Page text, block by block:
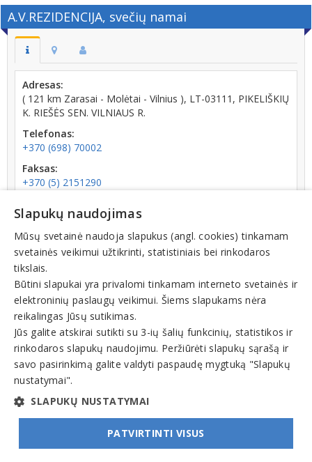
A.V.REZIDENCIJA, svečių namai
Adresas:
( 121 km Zarasai - Molėtai - Vilnius ), LT-03111, PIKELIŠKIŲ
K. RIEŠĖS SEN. VILNIAUS R.
Telefonas:
+370 (698) 70002
Faksas:
+370 (5) 2151290
info@rezidencija.lt
Tinklalapis:
www.rezidencija.lt
Veiklos sritys
Kavinės, barai, restoranai
Pobūvių organizavimas, salių, patalpų nuoma
© INFOMINTA, UAB. Visos teisės saugomos. Telefonas
info@1551.info
Slapukų naudojimas
Mūsų svetainė naudoja slapukus (angl. cookies) tinkamam
svetainės veikimui užtikrinti, statistiniais bei rinkodaros
tikslais.
Būtini slapukai yra privalomi tinkamam interneto svetainės ir
elektroninių paslaugų veikimui. Šiems slapukams nėra
reikalingas Jūsų sutikimas.
Jūs galite atskirai sutikti su 3-ių šalių funkcinių, statistikos ir
rinkodaros slapukų naudojimu. Peržiūrėti slapukų sąrašą ir
savo pasirinkimą galite valdyti paspaudę mygtuką "Slapukų
nustatymai".
SLAPUKŲ NUSTATYMAI
PATVIRTINTI VISUS